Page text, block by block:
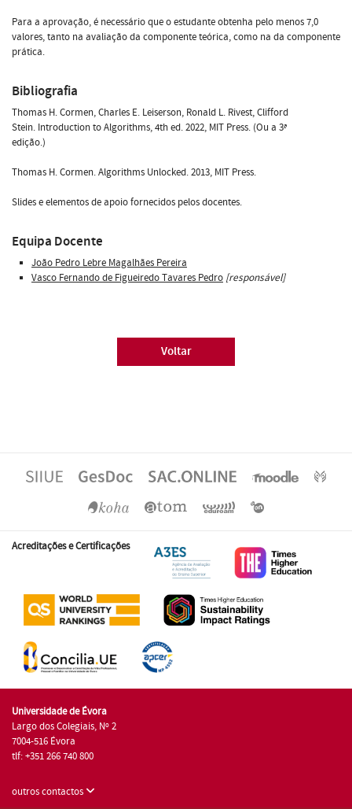
Para a aprovação, é necessário que o estudante obtenha pelo menos 7,0
valores, tanto na avaliação da componente teórica, como na da componente
prática.
Bibliografia
Thomas H. Cormen, Charles E. Leiserson, Ronald L. Rivest, Clifford
Stein. Introduction to Algorithms, 4th ed. 2022, MIT Press. (Ou a 3ª
edição.)
Thomas H. Cormen. Algorithms Unlocked. 2013, MIT Press.
Slides e elementos de apoio fornecidos pelos docentes.
Equipa Docente
João Pedro Lebre Magalhães Pereira
Vasco Fernando de Figueiredo Tavares Pedro [responsável]
Voltar
Acreditações e Certificações
Universidade de Évora
Largo dos Colegiais, Nº 2
7004-516 Évora
tlf: +351 266 740 800
outros contactos